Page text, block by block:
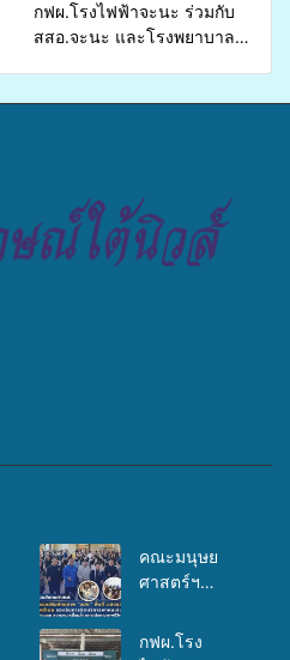
กฟผ.โรงไฟฟ้าจะนะ ร่วมกับ
สสอ.จะนะ และโรงพยาบาล
คณะมนุษย
ศาสตร์ฯ
จัดอบรมเสริม
กฟผ.โรง